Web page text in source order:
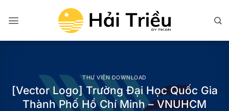
qua
dung
THƯ VIỆN DOWNLOAD
[Vector Logo] Trường Đại Học Quốc Gia
Thành Phố Hồ Chí Minh – VNUHCM